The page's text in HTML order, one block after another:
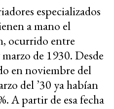
especializados
a mano el
ocurrido entre
de 1930. Desde
en noviembre del
del ’30 ya habían
A partir de esa fecha